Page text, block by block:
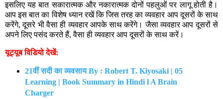
इसलिए यह बात सकारात्मक और नकारात्मक दोनों पहलुओं पर लागू होती है।
आप इस बात का विशेष ध्यान रखें कि जिस तरह का व्यवहार आप दूसरों के साथ
करेंगे, दूसरे भी वैसा ही व्यवहार आपके साथ करेंगे। जैसा व्यवहार आप दूसरों से
अपने लिए पसंद करते हैं, वैसा ही व्यवहार आप दूसरों के साथ करें।
यूट्यूब विडियो देखें:
21वीं सदी का व्यवसाय By : Robert T. Kiyosaki | 05
Learning | Book Summary in Hindi l A Brain
Charger